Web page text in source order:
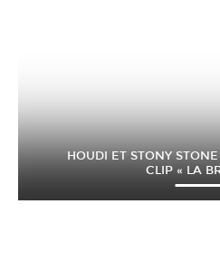
HOUDI ET STONY
CLIP « LA